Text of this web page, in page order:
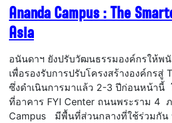
Ananda Campus : The
Asia
อนันดาฯ ยังปรับวัฒนธรรมองค์กรให้พ
เพื่อรองรับการปรับโครงสร้างองค์กรสู่
ซึ่งดำเนินการมาแล้ว 2-3 ปีก่อนหน้านี้
ที่อาคาร FYI Center ถนนพระราม 4
Campus มีพื้นที่ส่วนกลางที่ใช้ร่วมกัน